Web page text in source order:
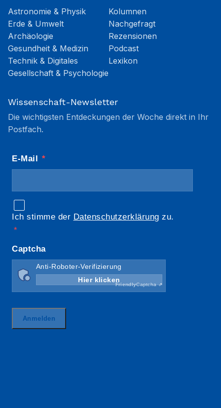
Astronomie & Physik
Erde & Umwelt
Archäologie
Gesundheit & Medizin
Technik & Digitales
Gesellschaft & Psychologie
Kolumnen
Nachgefragt
Rezensionen
Podcast
Lexikon
Wissenschaft-Newsletter
Die wichtigsten Entdeckungen der Woche direkt in Ihr
Postfach.